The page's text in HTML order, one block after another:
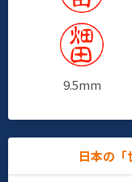
9.5mm
日本の「